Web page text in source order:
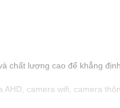
chất lượng cao để khẳng
camera wifi, camera